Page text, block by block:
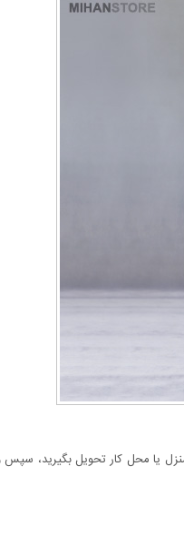
محل کار تحویل بگیرید، سپس